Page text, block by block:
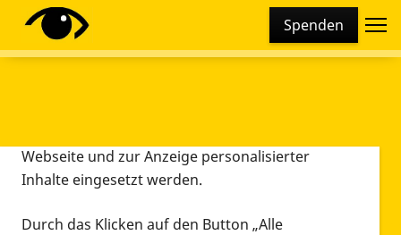
Spenden
Diese Webseite setzt verschiedene Cookies und
Tracking-Tools ein. Dies beinhaltet Cookies und
Webseite und zur Anzeige personalisierter
Inhalte eingesetzt werden.
Durch das Klicken auf den Button „Alle